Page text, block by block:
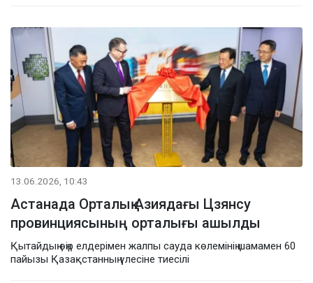
13.06.2026, 10:43
Астанада Орталық Азиядағы Цзянсу
провинциясының орталығы ашылды
Қытайдың өңір елдерімен жалпы сауда көлемінің шамамен 60
пайызы Қазақстанның үлесіне тиесілі